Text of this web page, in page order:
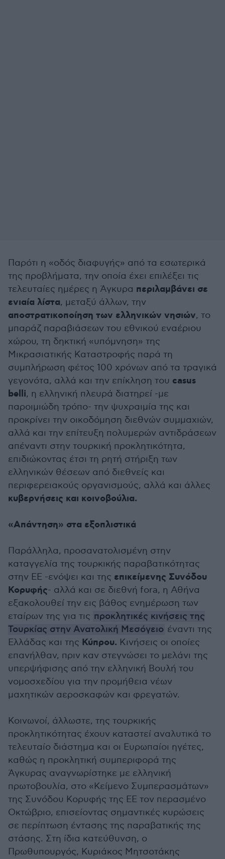
Παρότι η «οδός διαφυγής» από τα εσωτερικά
της προβλήματα, την οποία έχει επιλέξει τις
τελευταίες ημέρες η Άγκυρα περιλαμβάνει σε
ενιαία λίστα, μεταξύ άλλων, την
αποστρατικοποίηση των ελληνικών νησιών, το
μπαράζ παραβιάσεων του εθνικού εναέριου
χώρου, τη δηκτική «υπόμνηση» της
Μικρασιατικής Καταστροφής παρά τη
συμπλήρωση φέτος 100 χρόνων από τα τραγικά
γεγονότα, αλλά και την επίκληση του casus
belli, η ελληνική πλευρά διατηρεί -με
παροιμιώδη τρόπο- την ψυχραιμία της και
προκρίνει την οικοδόμηση διεθνών συμμαχιών,
αλλά και την επίτευξη πολυμερών αντιδράσεων
απέναντι στην τουρκική προκλητικότητα,
επιδιώκοντας έτσι τη ρητή στήριξη των
ελληνικών θέσεων από διεθνείς και
περιφερειακούς οργανισμούς, αλλά και άλλες
κυβερνήσεις και κοινοβούλια.
«Απάντηση» στα εξοπλιστικά
Παράλληλα, προσανατολισμένη στην
καταγγελία της τουρκικής παραβατικότητας
στην ΕΕ -ενόψει και της επικείμενης Συνόδου
Κορυφής- αλλά και σε διεθνή fora, η Αθήνα
εξακολουθεί την εις βάθος ενημέρωση των
εταίρων της για τις προκλητικές κινήσεις της
Τουρκίας στην Ανατολική Μεσόγειο έναντι της
Ελλάδας και της Κύπρου. Κινήσεις οι οποίες
επανήλθαν, πριν καν στεγνώσει το μελάνι της
υπερψήφισης από την ελληνική Βουλή του
νομοσχεδίου για την προμήθεια νέων
μαχητικών αεροσκαφών και φρεγατών.
Κοινωνοί, άλλωστε, της τουρκικής
προκλητικότητας έχουν καταστεί αναλυτικά το
τελευταίο διάστημα και οι Ευρωπαίοι ηγέτες,
καθώς η προκλητική συμπεριφορά της
Άγκυρας αναγνωρίστηκε με ελληνική
πρωτοβουλία, στο «Κείμενο Συμπερασμάτων»
της Συνόδου Κορυφής της ΕΕ τον περασμένο
Οκτώβριο, επισείοντας σημαντικές κυρώσεις
σε περίπτωση έντασης της παραβατικής της
στάσης. Στη ίδια κατεύθυνση, ο
Πρωθυπουργός, Κυριάκος Μητσοτάκης